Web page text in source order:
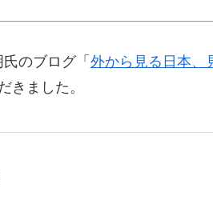
のブログ「 外から見る日本、
きました。